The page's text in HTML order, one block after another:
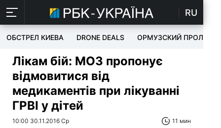
RU
ОБСТРЕЛ КИЕВА DRONE DEALS ОРМУЗСКИЙ ПРОЛИВ
Лікам бій: МОЗ пропонує
відмовитися від
медикаментів при лікуванні
ГРВІ у дітей
10:00 30.11.2016 Ср 11 мин